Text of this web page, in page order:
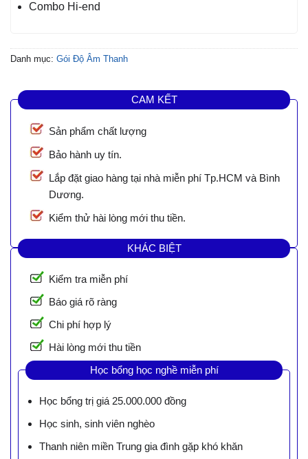
Combo Hi-end
Danh mục: Gói Độ Âm Thanh
CAM KẾT
Sản phẩm chất lượng
Bảo hành uy tín.
Lắp đặt giao hàng tại nhà miễn phí Tp.HCM và Bình
Dương.
Kiểm thử hài lòng mới thu tiền.
KHÁC BIỆT
Kiểm tra miễn phí
Báo giá rõ ràng
Chi phí hợp lý
Hài lòng mới thu tiền
Học bổng học nghề miễn phí
Học bổng trị giá 25.000.000 đồng
Học sinh, sinh viên nghèo
Thanh niên miền Trung gia đình gặp khó khăn